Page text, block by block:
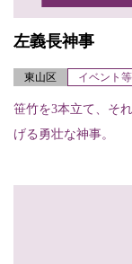
左義長神事
東山区 イベント等
笹竹を3本立て、そ
げる勇壮な神事。